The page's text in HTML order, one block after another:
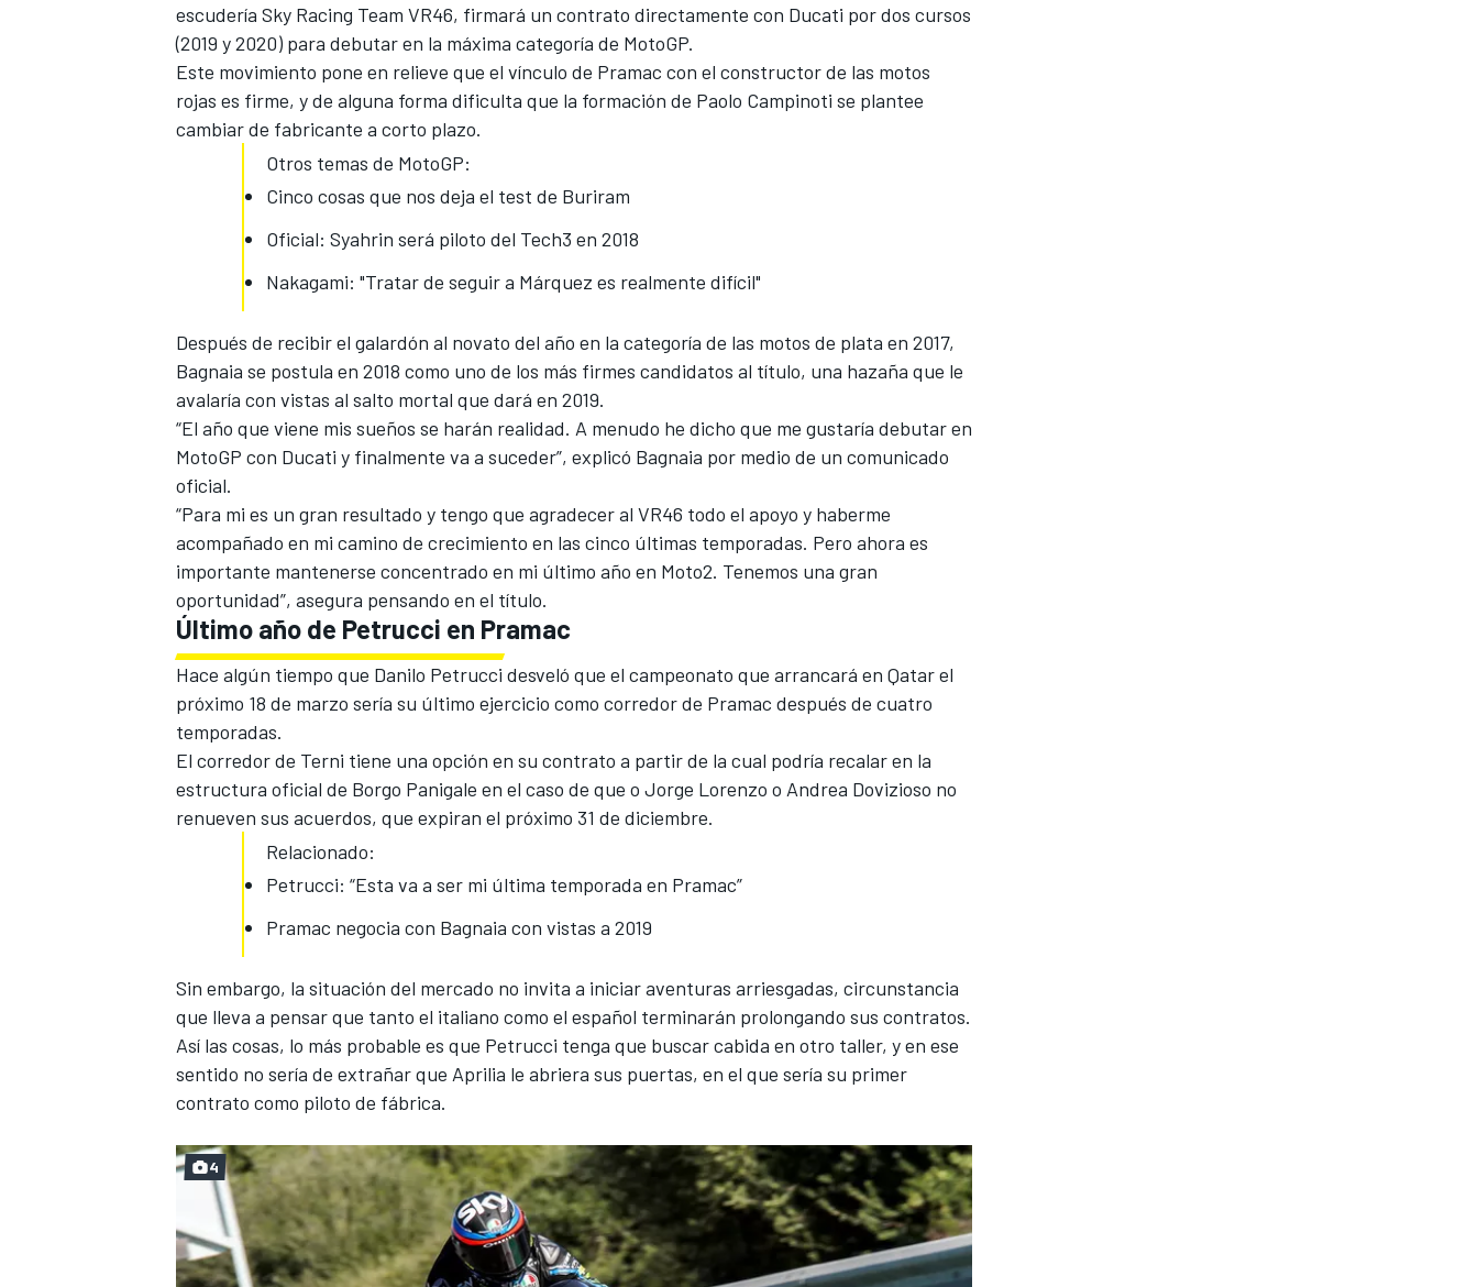
MÁS CATEGORÍAS
escudería Sky Racing Team VR46, firmará un contrato directamente con Ducati por dos cursos
(2019 y 2020) para debutar en la máxima categoría de MotoGP.
Este movimiento pone en relieve que el vínculo de Pramac con el constructor de las motos
rojas es firme, y de alguna forma dificulta que la formación de Paolo Campinoti se plantee
cambiar de fabricante a corto plazo.
Otros temas de MotoGP:
Cinco cosas que nos deja el test de Buriram
Oficial: Syahrin será piloto del Tech3 en 2018
Nakagami: "Tratar de seguir a Márquez es realmente difícil"
Después de recibir el galardón al novato del año en la categoría de las motos de plata en 2017,
Bagnaia se postula en 2018 como uno de los más firmes candidatos al título, una hazaña que le
avalaría con vistas al salto mortal que dará en 2019.
“El año que viene mis sueños se harán realidad. A menudo he dicho que me gustaría debutar en
MotoGP con Ducati y finalmente va a suceder”, explicó Bagnaia por medio de un comunicado
oficial.
“Para mi es un gran resultado y tengo que agradecer al VR46 todo el apoyo y haberme
acompañado en mi camino de crecimiento en las cinco últimas temporadas. Pero ahora es
importante mantenerse concentrado en mi último año en Moto2. Tenemos una gran
oportunidad”, asegura pensando en el título.
Último año de Petrucci en Pramac
Hace algún tiempo que Danilo Petrucci desveló que el campeonato que arrancará en Qatar el
próximo 18 de marzo sería su último ejercicio como corredor de Pramac después de cuatro
temporadas.
El corredor de Terni tiene una opción en su contrato a partir de la cual podría recalar en la
estructura oficial de Borgo Panigale en el caso de que o Jorge Lorenzo o Andrea Dovizioso no
renueven sus acuerdos, que expiran el próximo 31 de diciembre.
Relacionado:
Petrucci: “Esta va a ser mi última temporada en Pramac”
Pramac negocia con Bagnaia con vistas a 2019
Sin embargo, la situación del mercado no invita a iniciar aventuras arriesgadas, circunstancia
que lleva a pensar que tanto el italiano como el español terminarán prolongando sus contratos.
Así las cosas, lo más probable es que Petrucci tenga que buscar cabida en otro taller, y en ese
sentido no sería de extrañar que Aprilia le abriera sus puertas, en el que sería su primer
contrato como piloto de fábrica.
4